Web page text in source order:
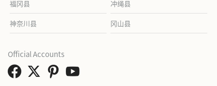
福冈县 冲绳县
神奈川县 冈山县
Official Accounts